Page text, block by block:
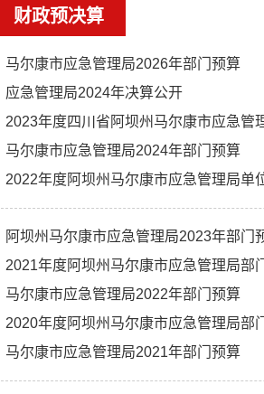
财政预决算
马尔康市应急管理局2026年部门预算
应急管理局2024年决算公开
2023年度四川省阿坝州马尔康市应急管
马尔康市应急管理局2024年部门预算
2022年度阿坝州马尔康市应急管理局单
阿坝州马尔康市应急管理局2023年部门
2021年度阿坝州马尔康市应急管理局部
马尔康市应急管理局2022年部门预算
2020年度阿坝州马尔康市应急管理局部
马尔康市应急管理局2021年部门预算